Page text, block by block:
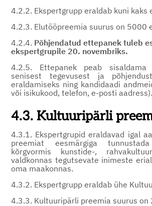
4.2.2. Ekspertgrupp eraldab kuni kaks
4.2.3. Elutööpreemia suurus on 5000
4.2.4. Põhjendatud ettepanek tuleb
ekspertgrupile 20. novembriks.
4.2.5. Ettepanek peab sisaldama
senisest tegevusest ja
eraldamiseks ning kandidaadi
või isikukood, telefon, e-posti aadress).
4.3. Kultuuripärli
4.3.1. Ekspertgrupid eraldavad igal
preemiat eesmärgiga
kõrgvormis kunstide-,
valdkonnas tegutsevate inimeste
oma maakonnas.
4.3.2. Ekspertgrupp eraldab ühe
4.3.3. Kultuuripärli preemia suurus on